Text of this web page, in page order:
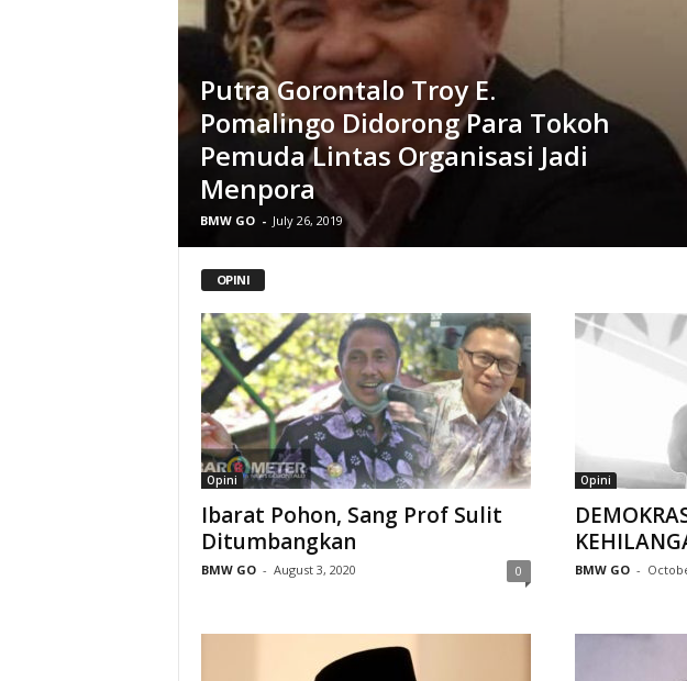
Putra Gorontalo Troy E.
Pomalingo Didorong Para Tokoh
Pemuda Lintas Organisasi Jadi
Menpora
BMW GO - July 26, 2019
OPINI
Opini
Ibarat Pohon, Sang Prof Sulit
Ditumbangkan
BMW GO - August 3, 2020 0
Opini
BMW GO -